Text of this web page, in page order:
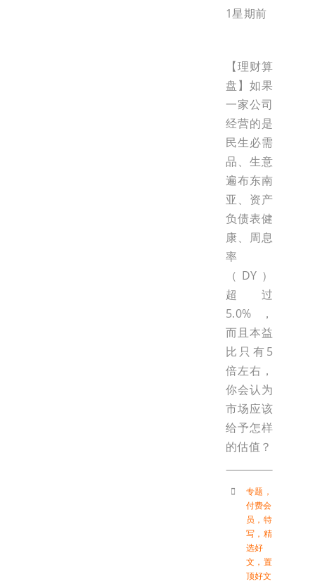
1星期前
【理财算
盘】如果
一家公司
经营的是
民生必需
品、生意
遍布东南
亚、资产
负债表健
康、周息
率
（DY）
超过
5.0%，
而且本益
比只有5
倍左右，
你会认为
市场应该
给予怎样
的估值？
专题 ，
付费会
员 ， 特
写 ， 精
选好
文 ， 置
顶好文